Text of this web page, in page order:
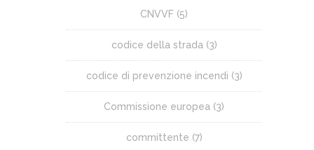
CNVVF (5)
codice della strada (3)
codice di prevenzione incendi (3)
Commissione europea (3)
committente (7)